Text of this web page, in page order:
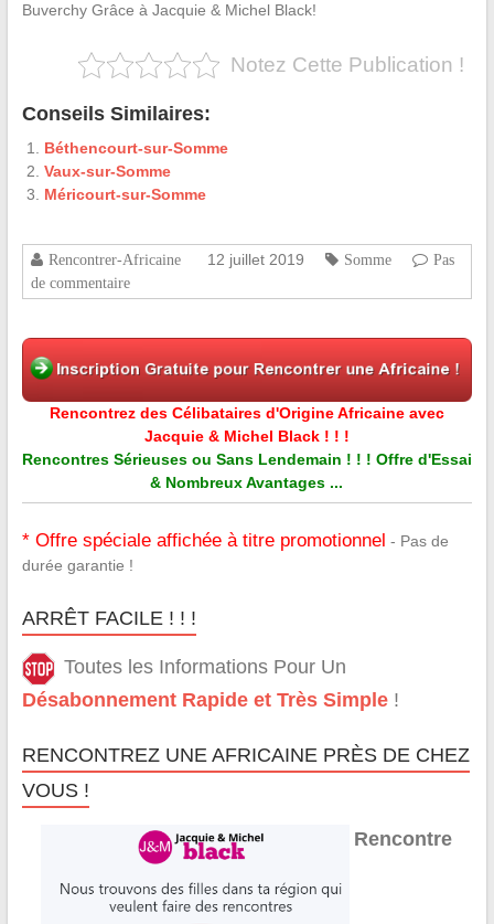
Buverchy Grâce à Jacquie & Michel Black!
Notez Cette Publication !
Conseils Similaires:
Béthencourt-sur-Somme
Vaux-sur-Somme
Méricourt-sur-Somme
Rencontrer-Africaine 12 juillet 2019 Somme
Pas
de commentaire
Rencontrez des Célibataires d'Origine Africaine avec
Jacquie & Michel Black ! ! !
Rencontres Sérieuses ou Sans Lendemain ! ! ! Offre d'Essai
& Nombreux Avantages ...
* Offre spéciale affichée à titre promotionnel - Pas de
durée garantie !
ARRÊT FACILE ! ! !
Toutes les Informations Pour Un
Désabonnement Rapide et Très Simple!
RENCONTREZ UNE AFRICAINE PRÈS DE CHEZ
VOUS !
Rencontre